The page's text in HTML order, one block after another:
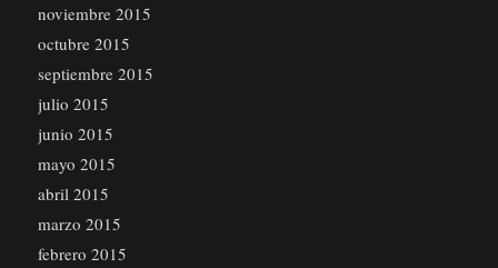
noviembre 2015
octubre 2015
septiembre 2015
julio 2015
junio 2015
mayo 2015
abril 2015
marzo 2015
febrero 2015